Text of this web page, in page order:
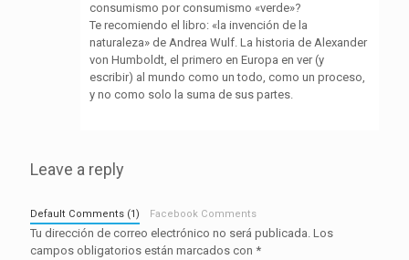
consumismo por consumismo «verde»?
Te recomiendo el libro: «la invención de la
naturaleza» de Andrea Wulf. La historia de Alexander
von Humboldt, el primero en Europa en ver (y
escribir) al mundo como un todo, como un proceso,
y no como solo la suma de sus partes.
Leave a reply
Default Comments (1) Facebook Comments
Tu dirección de correo electrónico no será publicada. Los
campos obligatorios están marcados con *